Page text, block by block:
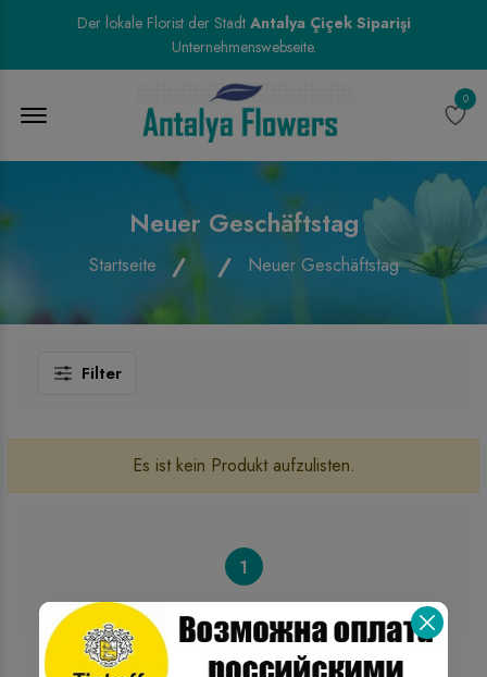
Der lokale Florist der Stadt Antalya Çiçek Siparişi
Unternehmenswebseite.
0
Neuer Geschäftstag
Startseite Neuer Geschäftstag
Filter
Es ist kein Produkt aufzulisten.
1